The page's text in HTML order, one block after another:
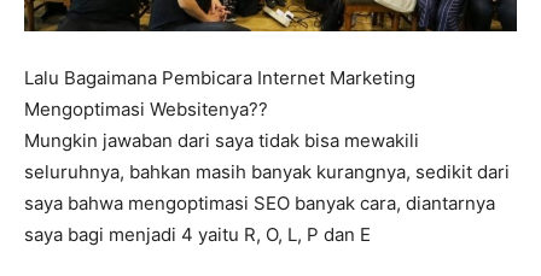
Lalu Bagaimana Pembicara Internet Marketing
Mengoptimasi Websitenya??
Mungkin jawaban dari saya tidak bisa mewakili
seluruhnya, bahkan masih banyak kurangnya, sedikit dari
saya bahwa mengoptimasi SEO banyak cara, diantarnya
saya bagi menjadi 4 yaitu R, O, L, P dan E